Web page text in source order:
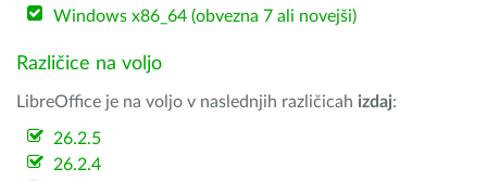
Windows x86_64 (obvezna 7 ali novejši)
Različice na voljo
LibreOffice je na voljo v naslednjih različicah izdaj:
26.2.5
26.2.4